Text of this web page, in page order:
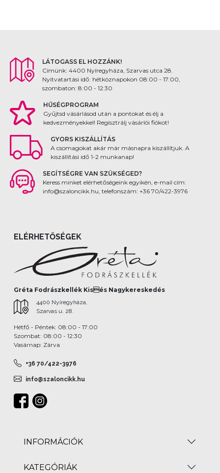
LÁTOGASS EL HOZZÁNK!
Címünk: 4400 Nyíregyháza, Szarvas utca 28.
Nyitvatartási idő: hétköznapokon 08:00 - 17:00,
szombaton: 8:00 - 12:30
HŰSÉGPROGRAM
Gyűjtsd vásárlásod után a pontokat és élj a
kedvezményekkel! Regisztrálj vásárlói fiókot!
GYORS KISZÁLLÍTÁS
A csomagokat akár már másnapra kiszállítjuk. A
kiszállítási idő 1-2 munkanap!
SEGÍTSÉGRE VAN SZÜKSÉGED?
Keress minket elérhetőségeink egyikén, e-mail cím:
info@szaloncikk.hu, telefonszám: +36 70/422-3976
ELÉRHETŐSÉGEK
Gréta Fodrászkellék Kisés Nagykereskedés
4400 Nyíregyháza,
Szarvas u. 28.
Hétfő - Péntek: 08:00 - 17:00
Szombat: 08:00 - 12:30
Vasárnap: Zárva
+36 70/422-3976
info@szaloncikk.hu
INFORMÁCIÓK
KATEGÓRIÁK